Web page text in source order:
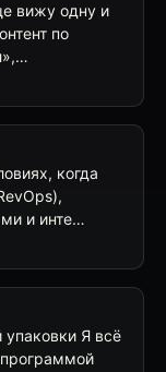
вижу одну и
по
когда
и инте…
упаковки Я всё